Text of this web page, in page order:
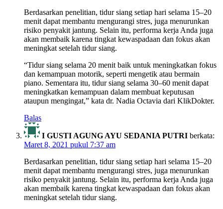
Berdasarkan penelitian, tidur siang setiap hari selama 15–20
menit dapat membantu mengurangi stres, juga menurunkan
risiko penyakit jantung. Selain itu, performa kerja Anda juga
akan membaik karena tingkat kewaspadaan dan fokus akan
meningkat setelah tidur siang.
“Tidur siang selama 20 menit baik untuk meningkatkan fokus
dan kemampuan motorik, seperti mengetik atau bermain
piano. Sementara itu, tidur siang selama 30–60 menit dapat
meningkatkan kemampuan dalam membuat keputusan
ataupun mengingat,” kata dr. Nadia Octavia dari KlikDokter.
Balas
I GUSTI AGUNG AYU SEDANIA PUTRI berkata:
Maret 8, 2021 pukul 7:37 am
Berdasarkan penelitian, tidur siang setiap hari selama 15–20
menit dapat membantu mengurangi stres, juga menurunkan
risiko penyakit jantung. Selain itu, performa kerja Anda juga
akan membaik karena tingkat kewaspadaan dan fokus akan
meningkat setelah tidur siang.